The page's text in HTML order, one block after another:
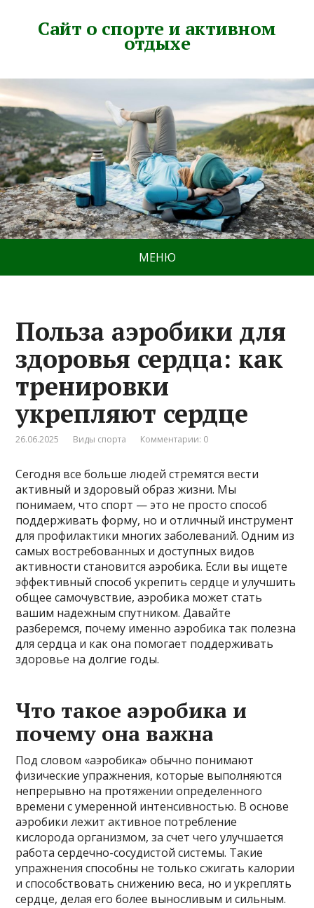
Сайт о спорте и активном
отдыхе
МЕНЮ
Польза аэробики для
здоровья сердца: как
тренировки
укрепляют сердце
26.06.2025 Виды спорта Комментарии: 0
Сегодня все больше людей стремятся вести
активный и здоровый образ жизни. Мы
понимаем, что спорт — это не просто способ
поддерживать форму, но и отличный инструмент
для профилактики многих заболеваний. Одним из
самых востребованных и доступных видов
активности становится аэробика. Если вы ищете
эффективный способ укрепить сердце и улучшить
общее самочувствие, аэробика может стать
вашим надежным спутником. Давайте
разберемся, почему именно аэробика так полезна
для сердца и как она помогает поддерживать
здоровье на долгие годы.
Что такое аэробика и
почему она важна
Под словом «аэробика» обычно понимают
физические упражнения, которые выполняются
непрерывно на протяжении определенного
времени с умеренной интенсивностью. В основе
аэробики лежит активное потребление
кислорода организмом, за счет чего улучшается
работа сердечно-сосудистой системы. Такие
упражнения способны не только сжигать калории
и способствовать снижению веса, но и укреплять
сердце, делая его более выносливым и сильным.